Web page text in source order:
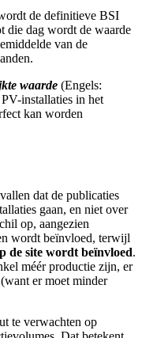
de definitieve BSI
die dag wordt de waarde
van de
waarde (Engels:
installaties in het
kan worden
dat de publicaties
gaan, en niet over
op, aangezien
wordt beïnvloed, terwijl
de site wordt beïnvloed.
méér productie zijn, er
er moet minder
te verwachten op